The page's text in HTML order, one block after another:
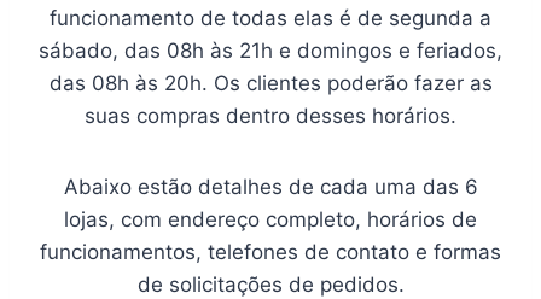
funcionamento de todas elas é de segunda a
sábado, das 08h às 21h e domingos e feriados,
das 08h às 20h. Os clientes poderão fazer as
suas compras dentro desses horários.
Abaixo estão detalhes de cada uma das 6
lojas, com endereço completo, horários de
funcionamentos, telefones de contato e formas
de solicitações de pedidos.